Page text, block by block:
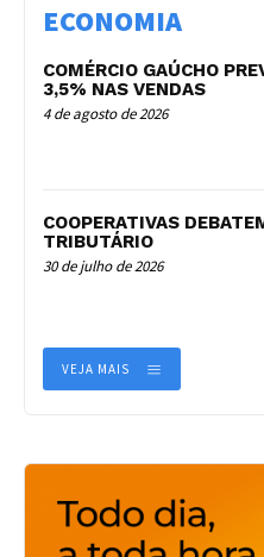
ECONOMIA
COMÉRCIO GAÚCHO
3,5% NAS VENDAS
4 de agosto de 2026
COOPERATIVAS
TRIBUTÁRIO
30 de julho de 2026
VEJA MAIS